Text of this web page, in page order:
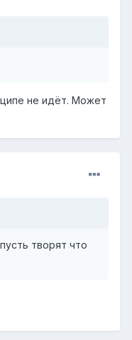
не идёт. Может
творят что